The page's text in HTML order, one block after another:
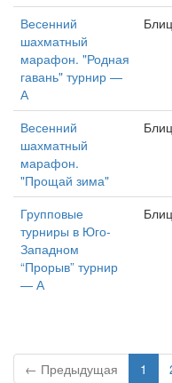
Весенний
шахматный
марафон. "Родная
гавань" турнир —
А
Блиц
Весенний
шахматный
марафон.
"Прощай зима"
Блиц
Групповые
турниры в Юго-
Западном
“Прорыв” турнир
— А
Блиц
← Предыдущая 1